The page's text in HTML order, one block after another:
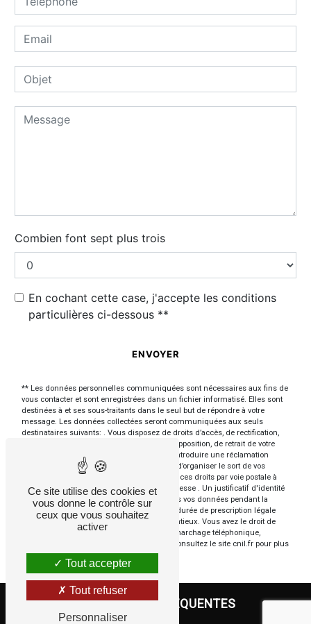
Combien font sept plus trois
En cochant cette case, j'accepte les conditions
particulières ci-dessous **
ENVOYER
** Les données personnelles communiquées sont nécessaires aux fins de
vous contacter et sont enregistrées dans un fichier informatisé. Elles sont
destinées à et ses sous-traitants dans le seul but de répondre à votre
message. Les données collectées seront communiquées aux seuls
destinataires suivants: . Vous disposez de droits d’accès, de rectification,
d’effacement, de portabilité, de limitation, d’opposition, de retrait de votre
consentement à tout moment et du droit d’introduire une réclamation
auprès d’une autorité de contrôle, ainsi que d’organiser le sort de vos
données post-mortem. Vous pouvez exercer ces droits par voie postale à
l'adresse ou par courrier électronique à l'adresse . Un justificatif d'identité
pourra vous être demandé. Nous conservons vos données pendant la
période de prise de contact puis pendant la durée de prescription légale
aux fins probatoires et de gestion des contentieux. Vous avez le droit de
vous inscrire sur la liste d'opposition au démarchage téléphonique,
. Consultez le site cnil.fr pour plus
d’informations sur vos droits.
RECHERCHES FRÉQUENTES
Ce site utilise des cookies et
vous donne le contrôle sur
ceux que vous souhaitez
activer
Tout accepter
Tout refuser
Personnaliser